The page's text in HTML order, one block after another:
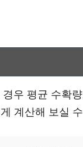
우 평균 수확
계산해 보실